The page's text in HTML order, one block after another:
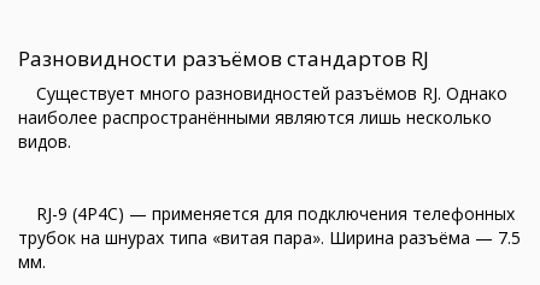
Разновидности разъёмов стандартов RJ
Существует много разновидностей разъёмов RJ. Однако
наиболее распространёнными являются лишь несколько
видов.
RJ-9 (4P4C) — применяется для подключения телефонных
трубок на шнурах типа «витая пара». Ширина разъёма — 7.5
мм.